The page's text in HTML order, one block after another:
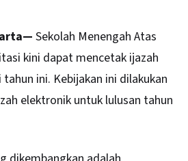
Sekolah Menengah Atas
kini dapat mencetak ijazah
ini. Kebijakan ini dilakukan
elektronik untuk lulusan tahun